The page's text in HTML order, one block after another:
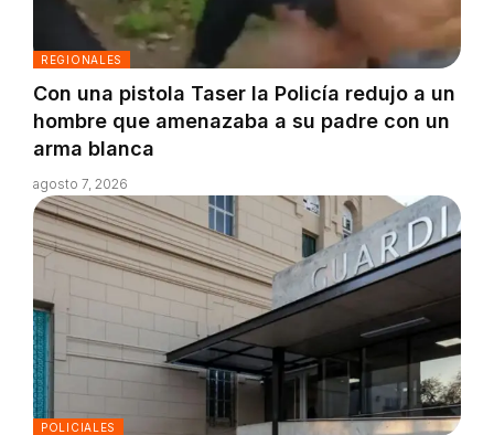
REGIONALES
Con una pistola Taser la Policía redujo a un
hombre que amenazaba a su padre con un
arma blanca
agosto 7, 2026
POLICIALES